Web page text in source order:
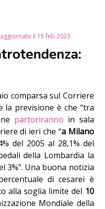
aggiornato il 15 feb 2023
comparsa sul Corriere
la previsione è che “tra
partoriranno in sala
di ieri che “a Milano
del 2005 al 28,1% del
della Lombardia la
3%”. Una buona notizia
di cesarei è
alla soglia limite del 10
Mondiale della